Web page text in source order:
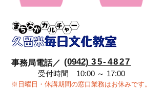
事務局電話／ (0942) 35-4827
受付時間 10:00 ～ 17:00
※日曜日・休講期間の窓口業務はお休みです。